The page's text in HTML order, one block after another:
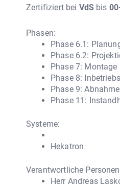
Zertifiziert bei VdS bis
Phasen:
Phase 6.1:
Phase 6.2:
Phase 7:
Phase 8:
Phase 9: Abnahme
Phase 11:
Systeme:
Hekatron
Verantwortliche
Herr Andreas